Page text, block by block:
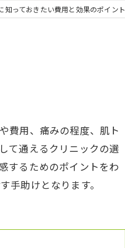
っておきたい費用と効果のポイント
費用、痛みの程度、肌ト
て通えるクリニックの選
するためのポイントをわ
助けとなります。